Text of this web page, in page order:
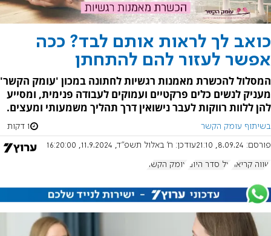
כואב לך לראות אותם לבד? ככה
אפשר לעזור להם להתחתן
המסלול להכשרת מאמנות רגשיות לחתונה במכון 'עומק הקשר'
מעניק לנשים כלים פרקטיים ועמוקים לעבודה פנימית, ומסייע
להן ללוות רווקות לעבר נישואין דרך תהליך משמעותי ומעצים.
בשיתוף עומק הקשר 1 דקות
פורסם: 8.09.24, 21:10 עודכן: ח' באלול תשפ"ד, 11.9.2024, 16:20:00
שווה קריאה על סדר היום עומק הקשר